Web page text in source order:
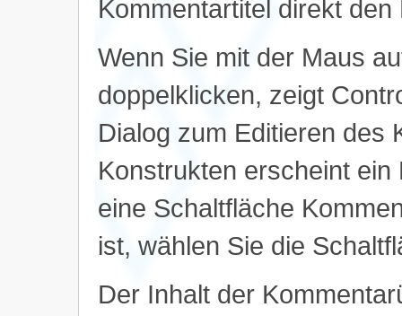
Kommentartitel direkt
Wenn Sie mit der Maus
doppelklicken, zeigt
Dialog zum Editieren des
Konstrukten erscheint
eine Schaltfläche
ist, wählen Sie die
Der Inhalt der